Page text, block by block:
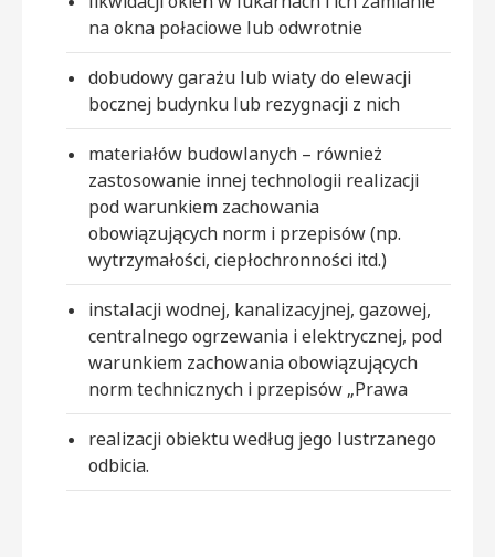
na okna połaciowe lub odwrotnie
dobudowy garażu lub wiaty do elewacji
bocznej budynku lub rezygnacji z nich
materiałów budowlanych – również
zastosowanie innej technologii realizacji
pod warunkiem zachowania
obowiązujących norm i przepisów (np.
wytrzymałości, ciepłochronności itd.)
instalacji wodnej, kanalizacyjnej, gazowej,
centralnego ogrzewania i elektrycznej, pod
warunkiem zachowania obowiązujących
norm technicznych i przepisów „Prawa
realizacji obiektu według jego lustrzanego
odbicia.